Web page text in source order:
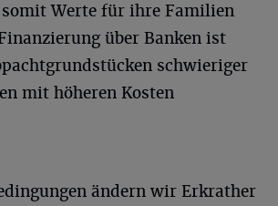
Werte für ihre Familien
über Banken ist
schwieriger
mit höheren Kosten
ändern wir Erkrather